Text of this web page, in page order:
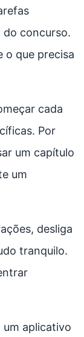
do concurso.
o que precisa
cada
Por
um capítulo
um
desliga
tranquilo.
um aplicativo